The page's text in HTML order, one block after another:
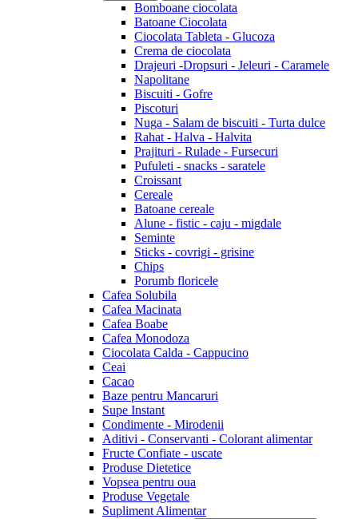
Bomboane ciocolata
Batoane Ciocolata
Ciocolata Tableta - Glucoza
Crema de ciocolata
Drajeuri -Dropsuri - Jeleuri - Caramele
Napolitane
Biscuiti - Gofre
Piscoturi
Nuga - Salam de biscuiti - Turta dulce
Rahat - Halva - Halvita
Prajituri - Rulade - Fursecuri
Pufuleti - snacks - saratele
Croissant
Cereale
Batoane cereale
Alune - fistic - caju - migdale
Seminte
Sticks - covrigi - grisine
Chips
Porumb floricele
Cafea Solubila
Cafea Macinata
Cafea Boabe
Cafea Monodoza
Ciocolata Calda - Cappucino
Ceai
Cacao
Baze pentru Mancaruri
Supe Instant
Condimente - Mirodenii
Aditivi - Conservanti - Colorant alimentar
Fructe Confiate - uscate
Produse Dietetice
Vopsea pentru oua
Produse Vegetale
Supliment Alimentar